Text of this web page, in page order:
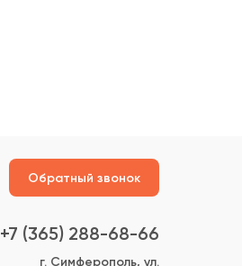
Обратный звонок
+7 (365) 288-68-66
г. Симферополь, ул.